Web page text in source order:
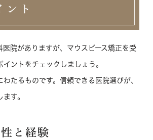
ント
医院がありますが、マウスピース矯正を受
イントをチェックしましょう。
たるものです。信頼できる医院選びが、
す。
と経験